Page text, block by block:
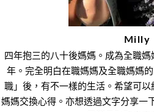
Milly
四年抱三的八十後媽媽。成為全職
年。完全明白在職媽媽及全職媽媽
職」後，有不一樣的生活。希望可
媽媽交換心得。亦想透過文字分享一